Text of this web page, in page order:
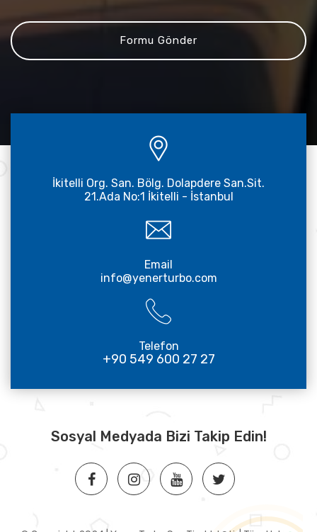
İkitelli Org. San. Bölg. Dolapdere San.Sit.
21.Ada No:1 İkitelli - İstanbul
Email
info@yenerturbo.com
Telefon
+90 549 600 27 27
Sosyal Medyada Bizi Takip Edin!